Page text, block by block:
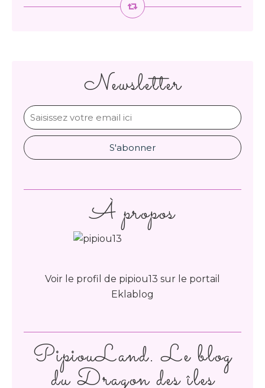
Newsletter
PipiouLand. Le blog
du Dragon des îles
À propos
Voir le profil de pipiou13 sur le portail
Eklablog